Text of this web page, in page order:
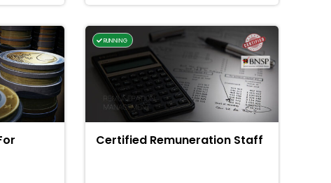
RUNNING
Certified Remuneration Staff